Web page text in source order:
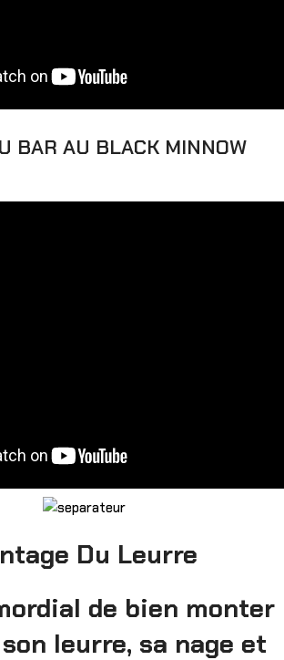
BAR AU BLACK MINNOW
Du Leurre
de bien monter
leurre, sa nage et